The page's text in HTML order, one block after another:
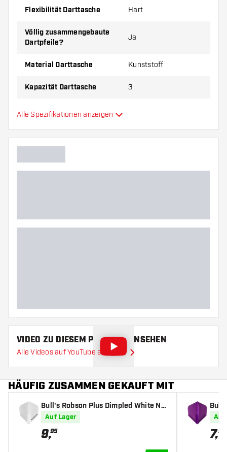
Flexibilität Darttasche Hart
Völlig zusammengebaute
Dartpfeile?
Ja
Material Darttasche Kunststoff
Kapazität Darttasche 3
Darttasche geeignet für
Zusätzliche Farben
Alle Spezifikationen anzeigen
VIDEO ZU DIESEM PRODUKT ANSEHEN
Alle Videos auf YouTube ansehen
HÄUFIG ZUSAMMEN GEKAUFT MIT
Bull's Robson Plus Dimpled White No.
2 - Dart Flights
Auf Lager
9,95
e -
Auf
7,95